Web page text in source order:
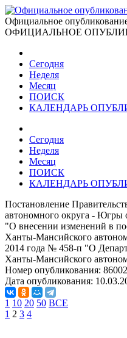
Официальное
ОФИЦИАЛЬНОЕ
Сегодня
Неделя
Месяц
ПОИСК
КАЛЕНДАРЬ
Сегодня
Неделя
Месяц
ПОИСК
КАЛЕНДАРЬ
Постановление
автономного округа - Югры
"О внесении изменений в
Ханты-Мансийского
2014 года № 458-п "О
Ханты-Мансийского
Номер опубликования:
Дата опубликования:
1 10 20 50 ВСЕ
1 2 3 4